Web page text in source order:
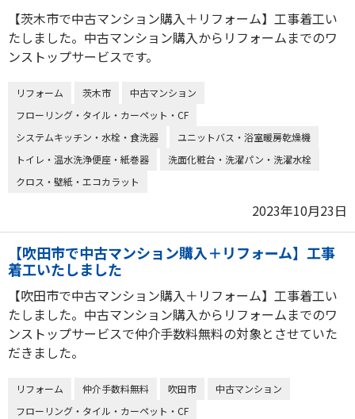
【茨木市で中古マンション購入＋リフォーム】工事着工い
たしました。中古マンション購入からリフォームまでのワ
ンストップサービスです。
リフォーム 茨木市
中古マンション
フローリング・タイル・カーペット・CF
システムキッチン・水栓・食洗器
ユニットバス・浴室暖房乾燥機
トイレ・温水洗浄便座・紙巻器
洗面化粧台・洗濯パン・洗濯水栓
クロス・壁紙・エコカラット
2023年10月23日
【吹田市で中古マンション購入＋リフォーム】工事
着工いたしました
【吹田市で中古マンション購入＋リフォーム】工事着工い
たしました。中古マンション購入からリフォームまでのワ
ンストップサービスで仲介手数料無料の対象とさせていた
だきました。
リフォーム 仲介手数料無料 吹田市
中古マンション
フローリング・タイル・カーペット・CF